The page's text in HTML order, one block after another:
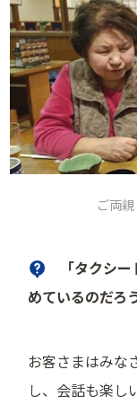
ご両
「タクシ
めているのだろ
お客さまはみな
し、会話も楽し